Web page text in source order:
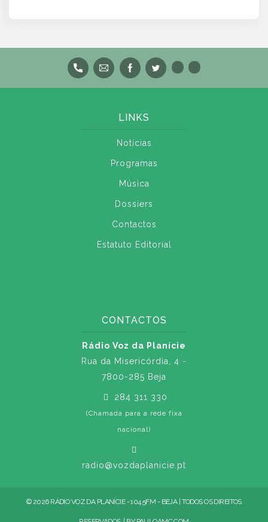
LINKS
Notícias
Programas
Música
Dossiers
Contactos
Estatuto Editorial
CONTACTOS
Rádio Voz da Planície
Rua da Misericórdia, 4 -
7800-285 Beja
284 311 330
(Chamada para a rede fixa
nacional)
radio@vozdaplanicie.pt
© 2026 RÁDIO VOZ DA PLANÍCIE - 104.5FM - BEJA | TODOS OS DIREITOS